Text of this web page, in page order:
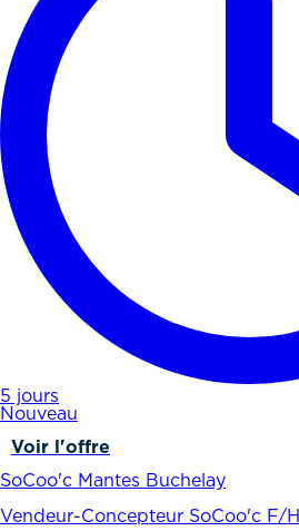
5 jours
Nouveau
Voir l'offre
SoCoo'c Mantes Buchelay
Vendeur-Concepteur SoCoo'c F/H